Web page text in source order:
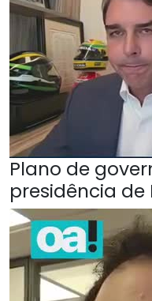
Plano de
presidência de